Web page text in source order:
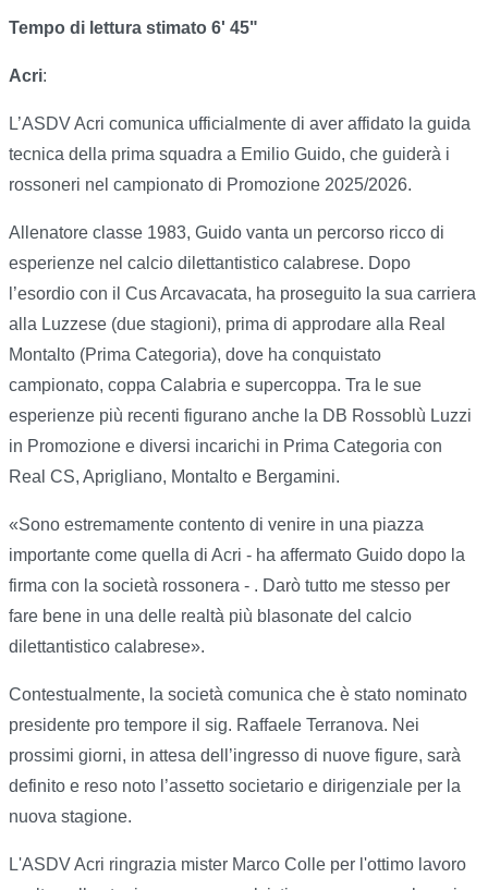
Tempo di lettura stimato 6' 45"
Acri:
L’ASDV Acri comunica ufficialmente di aver affidato la guida
tecnica della prima squadra a Emilio Guido, che guiderà i
rossoneri nel campionato di Promozione 2025/2026.
Allenatore classe 1983, Guido vanta un percorso ricco di
esperienze nel calcio dilettantistico calabrese. Dopo
l’esordio con il Cus Arcavacata, ha proseguito la sua carriera
alla Luzzese (due stagioni), prima di approdare alla Real
Montalto (Prima Categoria), dove ha conquistato
campionato, coppa Calabria e supercoppa. Tra le sue
esperienze più recenti figurano anche la DB Rossoblù Luzzi
in Promozione e diversi incarichi in Prima Categoria con
Real CS, Aprigliano, Montalto e Bergamini.
«Sono estremamente contento di venire in una piazza
importante come quella di Acri - ha affermato Guido dopo la
firma con la società rossonera - . Darò tutto me stesso per
fare bene in una delle realtà più blasonate del calcio
dilettantistico calabrese».
Contestualmente, la società comunica che è stato nominato
presidente pro tempore il sig. Raffaele Terranova. Nei
prossimi giorni, in attesa dell’ingresso di nuove figure, sarà
definito e reso noto l’assetto societario e dirigenziale per la
nuova stagione.
L'ASDV Acri ringrazia mister Marco Colle per l'ottimo lavoro